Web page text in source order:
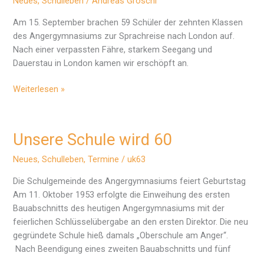
Am 15. September brachen 59 Schüler der zehnten Klassen
des Angergymnasiums zur Sprachreise nach London auf.
Nach einer verpassten Fähre, starkem Seegang und
Dauerstau in London kamen wir erschöpft an.
Studienreise
Weiterlesen »
Unsere Schule wird 60
Neues,Schulleben,Termine /uk63
Die Schulgemeinde des Angergymnasiums feiert Geburtstag
Am 11. Oktober 1953 erfolgte die Einweihung des ersten
Bauabschnitts des heutigen Angergymnasiums mit der
feierlichen Schlüsselübergabe an den ersten Direktor. Die neu
gegründete Schule hieß damals „Oberschule am Anger“.
Nach Beendigung eines zweiten Bauabschnitts und fünf